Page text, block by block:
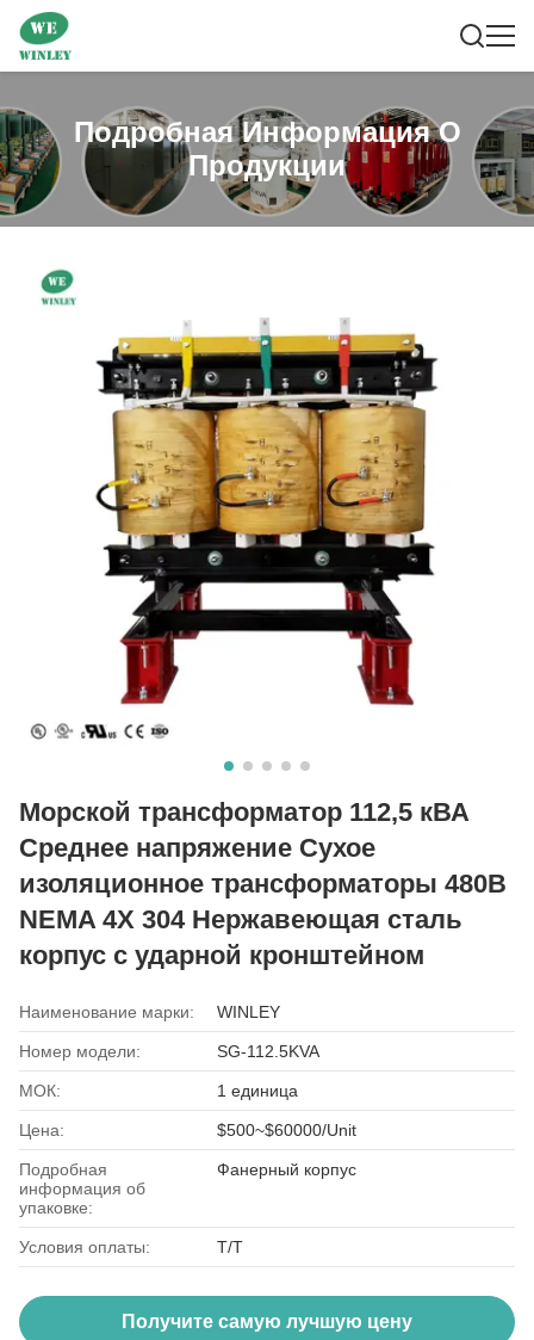
Подробная Информация О
Продукции
Морской трансформатор 112,5 кВА
Среднее напряжение Сухое
изоляционное трансформаторы 480В
NEMA 4X 304 Нержавеющая сталь
корпус с ударной кронштейном
Наименование марки: WINLEY
Номер модели: SG-112.5KVA
МОК: 1 единица
Цена: $500~$60000/Unit
Подробная
информация об
упаковке:
Фанерный корпус
Условия оплаты: Т/Т
Получите самую лучшую цену